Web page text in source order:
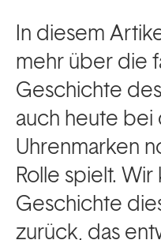
In diesem
mehr über die
Geschichte
auch heute bei
Uhrenmarken
Rolle spielt.
Geschichte
zurück, das